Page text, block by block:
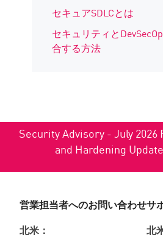
セキュアSDLCとは
セキュリティと
合する方法
Security Advisory - July
and Hardening
営業担当者へのお問い合わせ
北米：
サ
北